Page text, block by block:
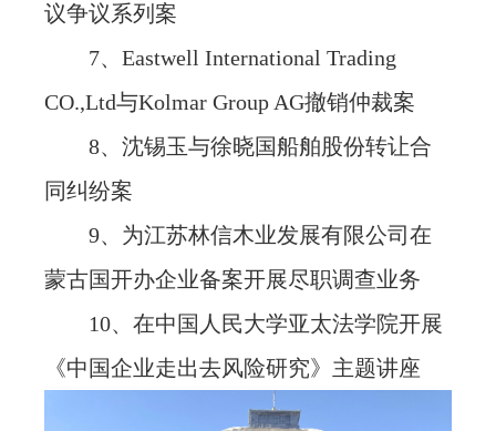
议争议系列案
7、Eastwell International Trading
CO.,Ltd与Kolmar Group AG撤销仲裁案
8、沈锡玉与徐晓国船舶股份转让合
同纠纷案
9、为江苏林信木业发展有限公司在
蒙古国开办企业备案开展尽职调查业务
10、在中国人民大学亚太法学院开展
《中国企业走出去风险研究》主题讲座